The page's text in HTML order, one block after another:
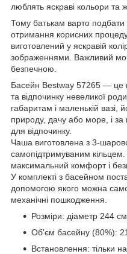
люблять яскраві кольори та
Тому батькам варто подбати
отримання корисних
виготовлений у яскравій
зображеннями. Важливий
безпечною.
Басейн Bestway 57265 — це
та відпочинку невеликої
габаритам і маленькій вазі,
природу, дачу або море, і за
для відпочинку.
Чаша виготовлена з 3-
самопідтримуваним
максимальний комфорт і
У комплекті з басейном
допомогою якого можна
механічні пошкодження.
Розміри: діаметр 244
Об'єм басейну (80%):
Встановлення: тільки